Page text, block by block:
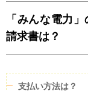
「みんな電力
請求書は？
支払い方法は？